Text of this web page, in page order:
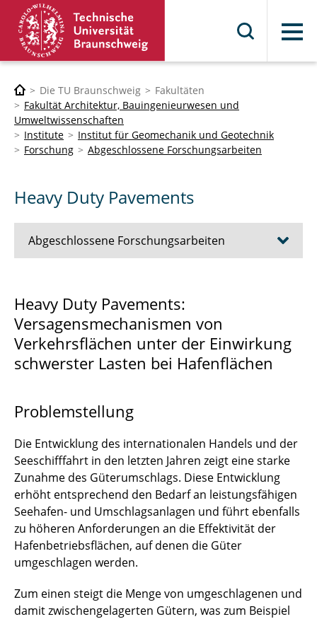
Menü
Die TU Braunschweig
Fakultäten
Fakultät Architektur, Bauingenieurwesen und
Umweltwissenschaften
Institute
Institut für Geomechanik und Geotechnik
Forschung
Abgeschlossene Forschungsarbeiten
Heavy Duty Pavements
Abgeschlossene Forschungsarbeiten
Verbundprojekt WEIMOS
DeCoMP
Hydro Sound Damper
triad
ZykLaMP
Heavy Duty Pavements
Heavy Duty Pavements:
Versagensmechanismen von
Verkehrsflächen unter der Einwirkung
schwerster Lasten bei Hafenflächen
Problemstellung
Die Entwicklung des internationalen Handels und der
Seeschifffahrt in den letzten Jahren zeigt eine starke
Zunahme des Güterumschlags. Diese Entwicklung
erhöht entsprechend den Bedarf an leistungsfähigen
Seehafen- und Umschlagsanlagen und führt ebenfalls
zu höheren Anforderungen an die Effektivität der
Hafenbetriebsflächen, auf denen die Güter
umgeschlagen werden.
Zum einen steigt die Menge von umgeschlagenen und
damit zwischengelagerten Gütern, was zum Beispiel